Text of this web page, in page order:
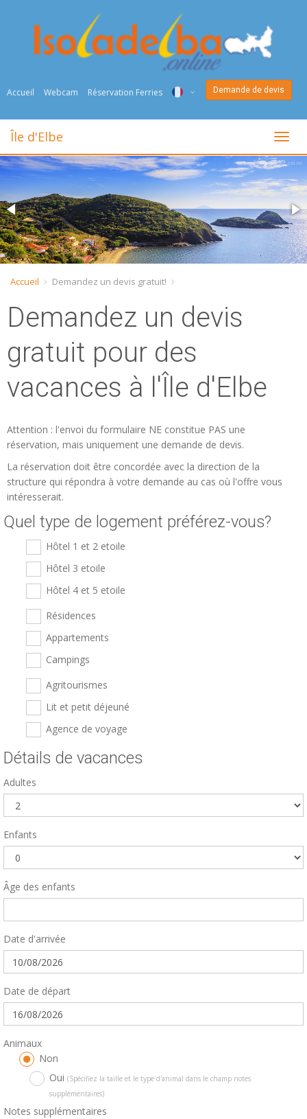
Accueil Webcam Réservation Ferries
ENG
DEU
NED
FRA
ESP
Demande de devis
Île d'Elbe
Accueil Demandez un devis gratuit!
Demandez un devis
gratuit pour des
vacances à l'Île d'Elbe
Attention : l'envoi du formulaire NE constitue PAS une
réservation, mais uniquement une demande de devis.
La réservation doit être concordée avec la direction de la
structure qui répondra à votre demande au cas où l'offre vous
intéresserait.
Quel type de logement préférez-vous?
Hôtel 1 et 2 etoile
Hôtel 3 etoile
Hôtel 4 et 5 etoile
Résidences
Appartements
Campings
Agritourismes
Lit et petit déjeuné
Agence de voyage
Détails de vacances
Adultes
Enfants
Âge des enfants
Date d'arrivée
Date de départ
Animaux
Non
Oui (Spécifiez la taille et le type d'animal dans le champ notes
supplémentaires)
Notes supplémentaires